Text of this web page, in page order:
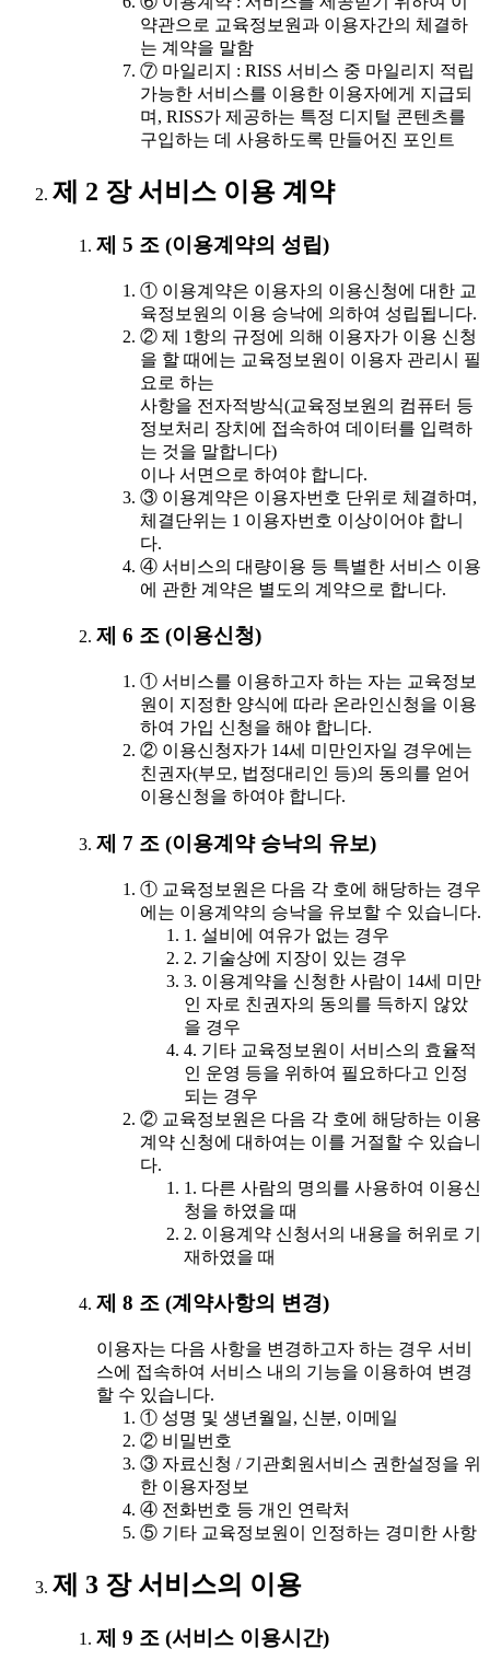
약관으로 교육정보원과 이용자간의 체결하
는 계약을 말함
⑦ 마일리지 : RISS 서비스 중 마일리지 적립
가능한 서비스를 이용한 이용자에게 지급되
며, RISS가 제공하는 특정 디지털 콘텐츠를
구입하는 데 사용하도록 만들어진 포인트
제 2 장 서비스 이용 계약
제 5 조 (이용계약의 성립)
① 이용계약은 이용자의 이용신청에 대한 교
육정보원의 이용 승낙에 의하여 성립됩니다.
② 제 1항의 규정에 의해 이용자가 이용 신청
을 할 때에는 교육정보원이 이용자 관리시 필
요로 하는
사항을 전자적방식(교육정보원의 컴퓨터 등
정보처리 장치에 접속하여 데이터를 입력하
는 것을 말합니다)
이나 서면으로 하여야 합니다.
③ 이용계약은 이용자번호 단위로 체결하며,
체결단위는 1 이용자번호 이상이어야 합니
다.
④ 서비스의 대량이용 등 특별한 서비스 이용
에 관한 계약은 별도의 계약으로 합니다.
제 6 조 (이용신청)
① 서비스를 이용하고자 하는 자는 교육정보
원이 지정한 양식에 따라 온라인신청을 이용
하여 가입 신청을 해야 합니다.
② 이용신청자가 14세 미만인자일 경우에는
친권자(부모, 법정대리인 등)의 동의를 얻어
이용신청을 하여야 합니다.
제 7 조 (이용계약 승낙의 유보)
① 교육정보원은 다음 각 호에 해당하는 경우
에는 이용계약의 승낙을 유보할 수 있습니다.
1. 설비에 여유가 없는 경우
2. 기술상에 지장이 있는 경우
3. 이용계약을 신청한 사람이 14세 미만
인 자로 친권자의 동의를 득하지 않았
을 경우
4. 기타 교육정보원이 서비스의 효율적
인 운영 등을 위하여 필요하다고 인정
되는 경우
② 교육정보원은 다음 각 호에 해당하는 이용
계약 신청에 대하여는 이를 거절할 수 있습니
다.
1. 다른 사람의 명의를 사용하여 이용신
청을 하였을 때
2. 이용계약 신청서의 내용을 허위로 기
재하였을 때
제 8 조 (계약사항의 변경)
이용자는 다음 사항을 변경하고자 하는 경우 서비
스에 접속하여 서비스 내의 기능을 이용하여 변경
할 수 있습니다.
① 성명 및 생년월일, 신분, 이메일
② 비밀번호
③ 자료신청 / 기관회원서비스 권한설정을 위
한 이용자정보
④ 전화번호 등 개인 연락처
⑤ 기타 교육정보원이 인정하는 경미한 사항
제 3 장 서비스의 이용
제 9 조 (서비스 이용시간)